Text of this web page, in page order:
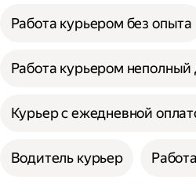
Работа курьером без опыта
Работа курьером неполный
Курьер с ежедневной
Водитель курьер